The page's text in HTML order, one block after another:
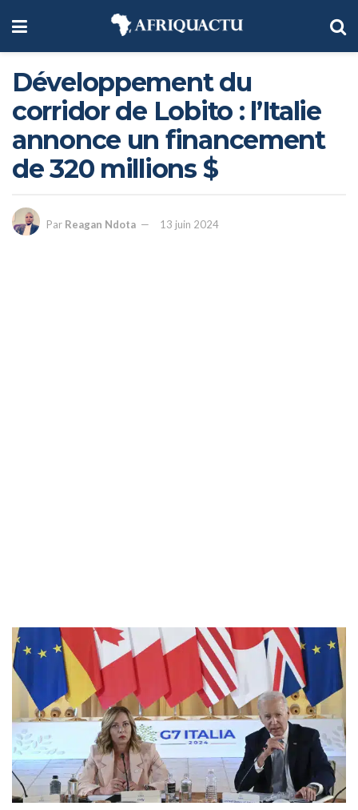
Développement du
corridor de Lobito : l’Italie
annonce un financement
de 320 millions $
Par Reagan Ndota 13 juin 2024